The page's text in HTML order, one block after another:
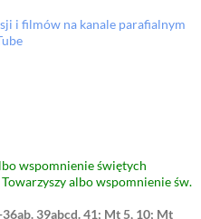
i filmów na kanale parafialnym
wspomnienie świętych
albo wspomnienie św.
39abcd. 41; Mt 5, 10; Mt